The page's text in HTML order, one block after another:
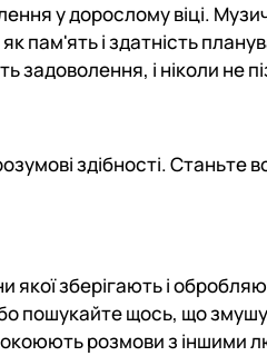
у дорослому віці.
як пам'ять і здатність
і ніколи не
здібності. Станьте
якої зберігають і
пошукайте щось, що
розмови з іншими